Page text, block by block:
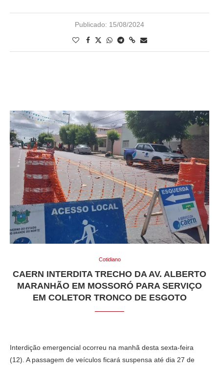
Publicado: 15/08/2024
Cotidiano
CAERN INTERDITA TRECHO DA AV. ALBERTO
MARANHÃO EM MOSSORÓ PARA SERVIÇO
EM COLETOR TRONCO DE ESGOTO
Interdição emergencial ocorreu na manhã desta sexta-feira
(12). A passagem de veículos ficará suspensa até dia 27 de